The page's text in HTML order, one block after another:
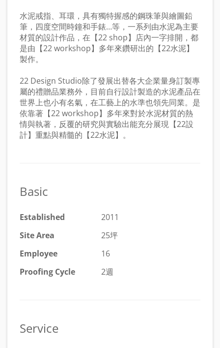
水泥戒指、耳環，具有獨特握感的鋼珠筆與繪圖鉛
筆，四度空間時鐘和手錶…等，一系列由水泥為主要
材質的設計作品，在【22 shop】店內一字排開，都
是由【22 workshop】多年來鑽研出的【22水泥】
製作。
22 Design Studio除了發展出替各大企業量身訂製專
屬的禮贈品業務外，目前自行設計製造的水泥產品在
世界上也小有名氣，在工藝上的水準也領先同業。是
依靠著【22 workshop】多年來對於水泥材質的熱
情與執著，反覆的研究與實驗出能充分展現【22設
計】重點與精髓的【22水泥】。
Basic
Established
2011
Site Area
25坪
Employee
16
Proofing Cycle
2週
Service